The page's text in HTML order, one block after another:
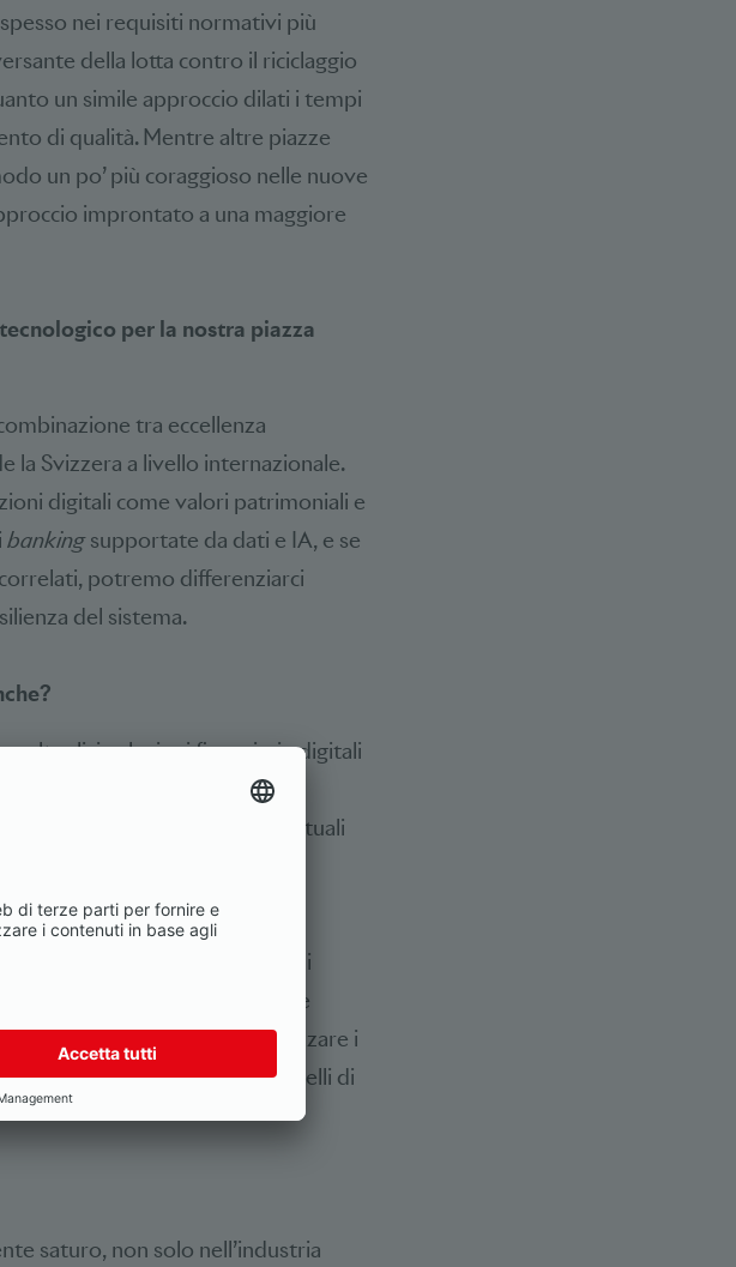
nei requisiti normativi più
della lotta contro il riciclaggio
un simile approccio dilati i tempi
di qualità. Mentre altre piazze
un po’ più coraggioso nelle nuove
improntato a una maggiore
per la nostra piazza
tra eccellenza
la Svizzera a livello internazionale.
digitali come valori patrimoniali e
bankingsupportate da dati e IA, e se
potremo differenziarci
del sistema.
soluzioni finanziarie digitali
scansionare le fatture con
carte di credito e di debito virtuali
per il pilastro 3a sono oggi
l’innovazione avviene di
si concretizzano dietro le
Spesso si tratta di ottimizzare i
e solo in misura minore di modelli di
saturo, non solo nell’industria